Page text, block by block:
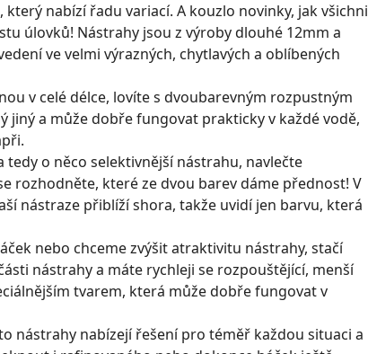
nabízí řadu variací. A kouzlo novinky, jak všichni
úlovků! Nástrahy jsou z výroby dlouhé 12mm a
ve velmi výrazných, chytlavých a oblíbených
v celé délce, lovíte s dvoubarevným rozpustným
jiný a může dobře fungovat prakticky v každé vodě,
o něco selektivnější nástrahu, navlečte
rozhodněte, které ze dvou barev dáme přednost! V
nástraze přiblíží shora, takže uvidí jen barvu, která
nebo chceme zvýšit atraktivitu nástrahy, stačí
nástrahy a máte rychleji se rozpouštějící, menší
tvarem, která může dobře fungovat v
nástrahy nabízejí řešení pro téměř každou situaci a